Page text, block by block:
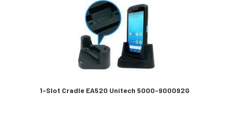
1-Slot Cradle EA520 Unitech 5000-900092G